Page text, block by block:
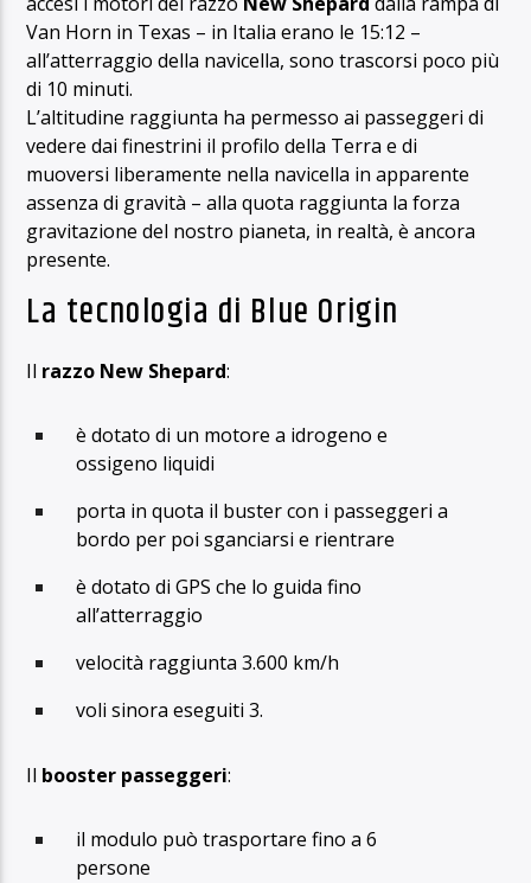
Van Horn in Texas – in Italia erano le 15:12 –
all’atterraggio della navicella, sono trascorsi poco più
di 10 minuti.
L’altitudine raggiunta ha permesso ai passeggeri di
vedere dai finestrini il profilo della Terra e di
muoversi liberamente nella navicella in apparente
assenza di gravità – alla quota raggiunta la forza
gravitazione del nostro pianeta, in realtà, è ancora
presente.
La tecnologia di Blue Origin
Il razzo New Shepard:
è dotato di un motore a idrogeno e
ossigeno liquidi
porta in quota il buster con i passeggeri a
bordo per poi sganciarsi e rientrare
è dotato di GPS che lo guida fino
all’atterraggio
velocità raggiunta 3.600 km/h
voli sinora eseguiti 3.
Il booster passeggeri:
il modulo può trasportare fino a 6
persone